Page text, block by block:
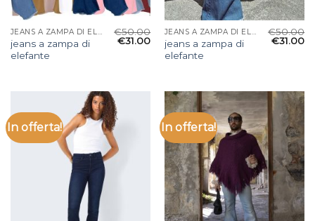
JEANS A ZAMPA DI ELEFANTE
jeans a zampa di
elefante
€50.00
€31.00
JEANS A ZAMPA DI ELEFANTE
jeans a zampa di
elefante
€50.00
€31.00
In offerta! In offerta!